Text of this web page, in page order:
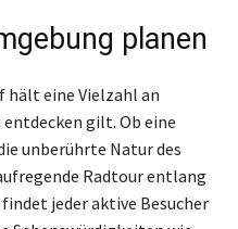
planen
hält eine Vielzahl an
gilt. Ob eine
unberührte Natur des
Radtour entlang
jeder aktive Besucher